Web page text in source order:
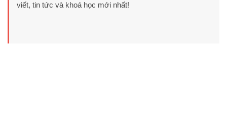
viết, tin tức và khoá học mới nhất!